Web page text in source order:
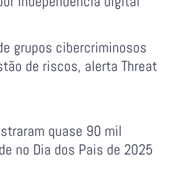
grupos cibercriminosos
de riscos, alerta Threat
quase 90 mil
no Dia dos Pais de 2025